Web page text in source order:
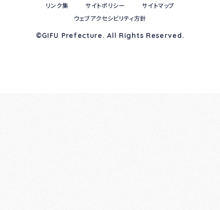
©GIFU Prefecture. All Rights Reserved.
リンク集 サイトポリシー
サイトマップ
ウェブアクセシビリティ方針